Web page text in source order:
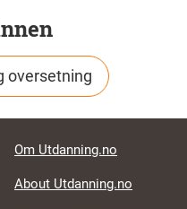
oversetning
Footer links
Om Utdanning.no
About Utdanning.no